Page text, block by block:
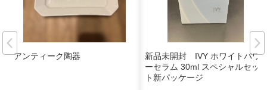
アンティーク陶器
新品未開封 IVY ホワイトパワ
ーセラム 30ml スペシャルセッ
ト新パッケージ